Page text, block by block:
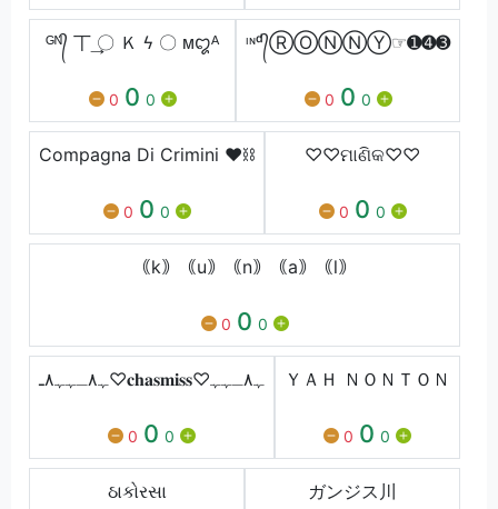
ᴳᴺ᭄ 丅 ͢〇 Ｋ ϟ 〇 ‏‏ᴍꨁᴬ
0 0 0
ᶦᶰᵈ᭄ⓇⓄⓃⓃⓎ☞➊➍➌
0 0 0
Compagna Di Crimini ❤️⛓️
0 0 0
♡♡ମାଣିକ♡♡
0 0 0
｟k｠｟u｠｟n｠｟a｠｟l｠
0 0 0
ﮩ٨ـﮩﮩ٨ـ♡𝐜𝐡𝐚𝐬𝐦𝐢𝐬𝐬♡ﮩ٨ـﮩﮩ
0 0 0
ＹＡＨ ＮＯＮＴＯＮ
0 0 0
ઠાકોરસા ガンジス川